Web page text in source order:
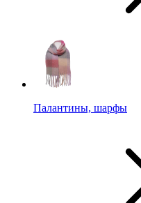
Палантины, шарфы